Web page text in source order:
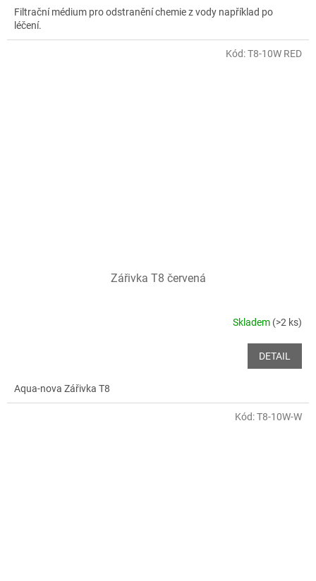
Filtrační médium pro odstranění chemie z vody například po
léčení.
Zářivka T8 červená
Skladem (>2 ks)
DETAIL
Aqua-nova Zářivka T8
Kód:T8-10W RED
Kód:T8-10W-W